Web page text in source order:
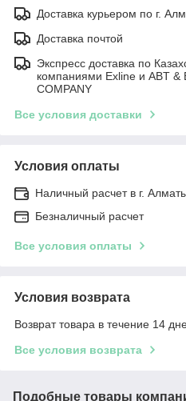
Доставка курьером по г.
Доставка почтой
Экспресс доставка по
компаниями Exline и ABT &
COMPANY
Все условия доставки
Условия оплаты
Наличный расчет в г.
Безналичный расчет
Все условия оплаты
Условия возврата
Возврат товара в течение 14
Все условия возврата
Подобные товары